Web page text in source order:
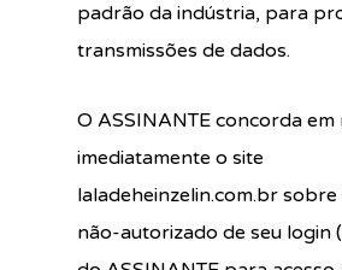
padrão da indústria, para
transmissões de dados.
O ASSINANTE concorda
imediatamente o site
laladeheinzelin.com.br
não-autorizado de seu login